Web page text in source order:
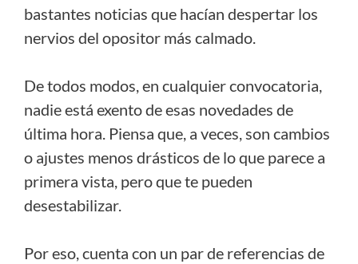
bastantes noticias que hacían despertar los
nervios del opositor más calmado.
De todos modos, en cualquier convocatoria,
nadie está exento de esas novedades de
última hora. Piensa que, a veces, son cambios
o ajustes menos drásticos de lo que parece a
primera vista, pero que te pueden
desestabilizar.
Por eso, cuenta con un par de referencias de